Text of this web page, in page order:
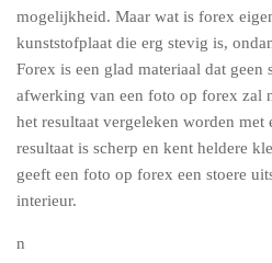
mogelijkheid. Maar wat is forex
kunststofplaat die erg stevig is,
Forex is een glad materiaal dat
afwerking van een foto op forex zal
het resultaat vergeleken worden
resultaat is scherp en kent heldere
geeft een foto op forex een stoere
interieur.
n